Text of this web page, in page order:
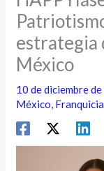
estrategia
México
10 de diciembre
México,